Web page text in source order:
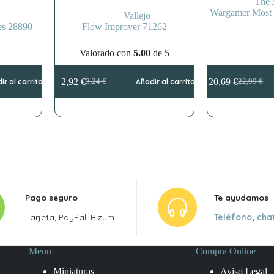
28890
al carrito
Vallejo
Flow Improver 71262
Valorado con5.00 de 5
3,24€
El
precio
era:
2,92€El
precio
es:
Añadir al carrito
Wargamer
22,99€
El
precio
era:
20,69€El
precio
es:
Pago seguro
Tarjeta, PayPal, Bizum
Te ayudamos
Teléfono,
Menu
Miniaturas
Compra Online
Aviso Legal